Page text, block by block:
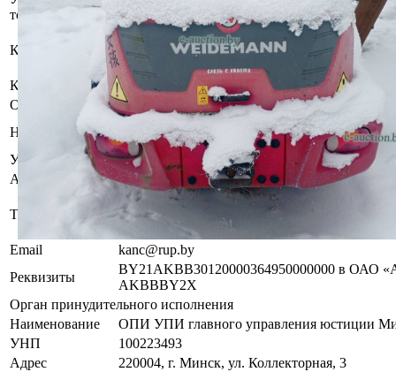
торгов ( п.2.4.3 Регламента)
Контактное лицо
Имущество оставлено судебным
хранителю.
За дополнительной информацией
Контакты
+375445293933
Организатор/оператор торгов
Наименование
Республиканское унитарное предприятие
«БелЮрОбеспечение»
УНП
192821149
Адрес
пр-т. Дзержинского, 1Б, 220069, г. Минск
Телефон
+375 (44) 529-39-07 (отдел электронных
(магазин), +375 (44) 529-39-24 (магазин),
Email
kanc@rup.by
Реквизиты
BY21AKBB30120000364950000000 в ОАО
AKBBBY2X
Орган принудительного исполнения
Наименование
ОПИ УПИ главного управления юстиции
УНП
100223493
Адрес
220004, г. Минск, ул. Коллекторная, 3